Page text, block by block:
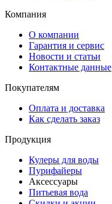
Компания
О компании
Гарантия и сервис
Новости и статьи
Контактные данные
Покупателям
Оплата и доставка
Как сделать заказ
Продукция
Кулеры для воды
Пурифайеры
Аксессуары
Питьевая вода